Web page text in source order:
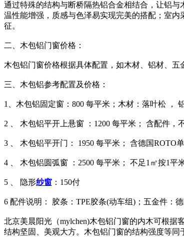
通过特殊的结构与断桥隔热铝合金相结合，让铝
温性能增强，质感与色泽易实现完美的搭配；室
征。
二、木包铝门窗价格：
木包铝门窗价格根据具体配置，如木材、铝材、
三、木包铝参考配置及价格：
1、木包铝固定窗：800 每平米；木材：落叶松 ，
2 、 木包铝平开上悬窗 ：1200 每平米； 含配件，
3 、 木包铝平开门： 1950 每平米； 含德国ROTO
4 、 木包铝圆弧窗 ：2500 每平米； 不足1㎡按1平
5 、 隐形纱窗 ：150付
6 配件说明： 胶条：TPE胶条(动车组)；五金件：
北京美晨阳光（mylchen)木包铝门窗的内木可根
结构坚固、美观大方。木包铝门窗的结构强度等